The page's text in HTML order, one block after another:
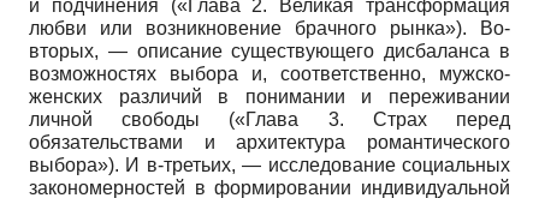
и подчинения («Глава 2. Великая трансформация
любви или возникновение брачного рынка»). Во-
вторых, — описание существующего дисбаланса в
возможностях выбора и, соответственно, мужско-
женских различий в понимании и переживании
личной свободы («Глава 3. Страх перед
обязательствами и архитектура романтического
выбора»). И в-третьих, — исследование социальных
закономерностей в формировании индивидуальной